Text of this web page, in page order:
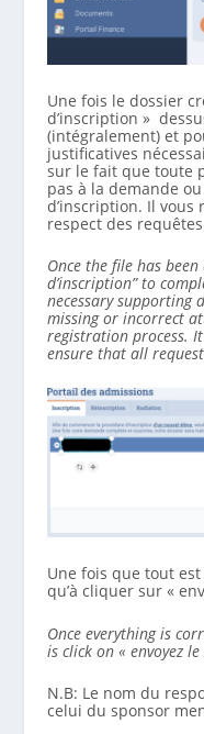
Une fois le dossier
d’inscription »
(intégralement) et
justificatives
sur le fait que toute
pas à la demande
d’inscription. Il
respect des
Once the file has
d’inscription” to
necessary supporting
missing or incorrect
registration process.
ensure that all
Une fois que tout
qu’à cliquer sur «
Once everything is
is click on « envoyez
N.B: Le nom du
celui du sponsor